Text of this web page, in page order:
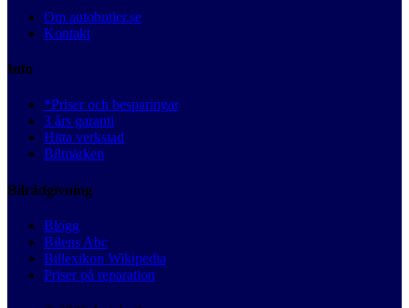
Om autobutler.se
Kontakt
Info
*Priser och besparingar
3 års garanti
Hitta verkstad
Bilmärken
Bilrådgivning
Blogg
Bilens Abc
Billexikon Wikipedia
Priser på reparation